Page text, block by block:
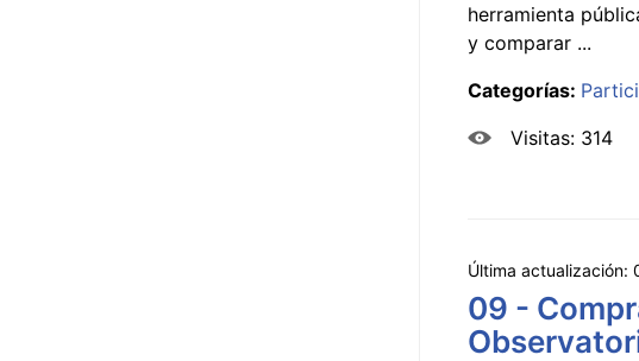
herramienta
y comparar ...
Categorías:
Visitas: 314
Última actualización:
09 -